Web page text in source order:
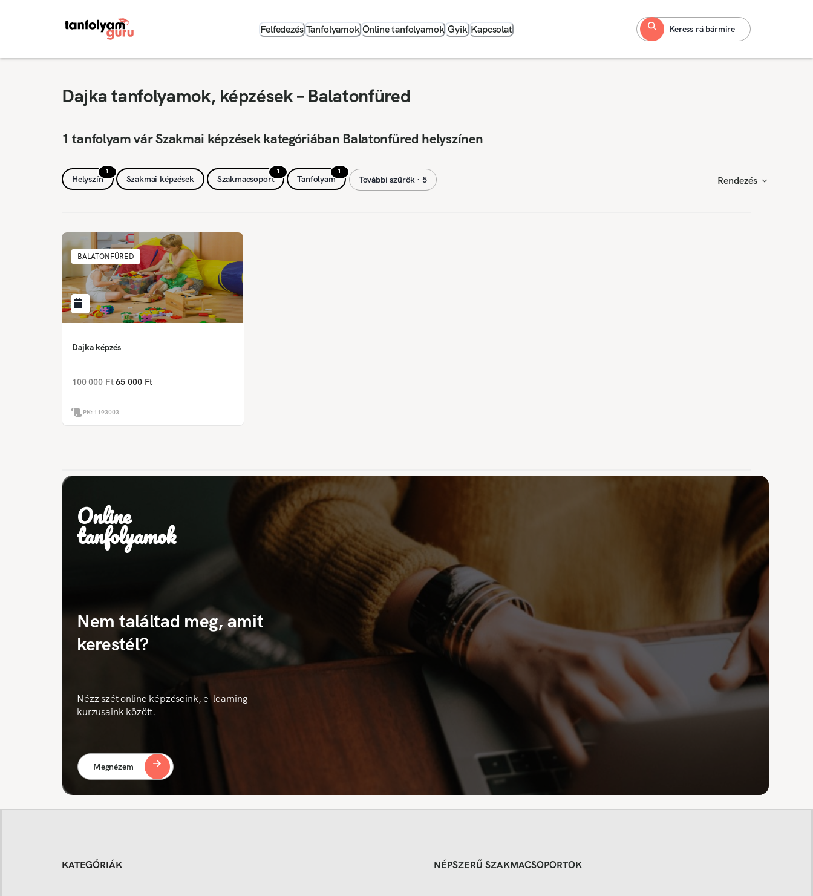
Felfedezés Tanfolyamok Online tanfolyamok Gyik Kapcsolat Keress rá bármire
Dajka tanfolyamok, képzések – Balatonfüred
1 tanfolyam vár Szakmai képzések kategóriában Balatonfüred helyszínen
1
Helyszín Szakmai képzések
1
Szakmacsoport
1
Tanfolyam További szűrők ∙ 5 Rendezés
BALATONFÜRED
Dajka képzés
100 000 Ft 65 000 Ft
PK: 1193003
Online
tanfolyamok
Nem találtad meg, amit
kerestél?
Nézz szét online képzéseink, e-learning
kurzusaink között.
Megnézem
KATEGÓRIÁK NÉPSZERŰ SZAKMACSOPORTOK